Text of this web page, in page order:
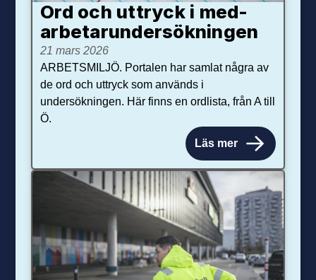
Ord och uttryck i med­­
arbetar­­under­sökningen
21 mars 2026
ARBETSMILJÖ. Portalen har samlat några av
de ord och uttryck som används i
undersökningen. Här finns en ordlista, från A till
Ö.
Läs mer